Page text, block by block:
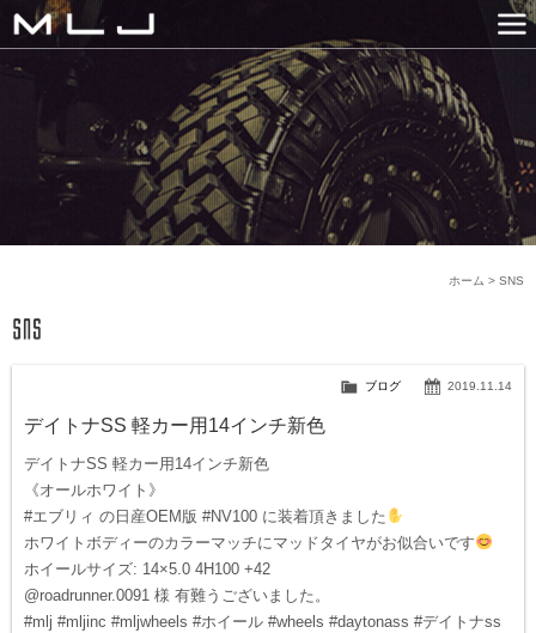
MLJ / Lexani(レクサーニ
GALLERY
SNS
NEWS
COMPANY
HISTORY
CONTACT US
LINK
SNS
ホーム >
2019.11.14
ブログ
デイトナSS 軽カー用14インチ新色
デイトナSS 軽カー用14インチ新色
《オールホワイト》
#エブリィ の日産OEM版 #NV100 に装着頂きました
ホワイトボディーのカラーマッチにマッドタイヤがお似合いです
ホイールサイズ: 14×5.0 4H100 +42
@roadrunner.0091 様 有難うございました。
#mlj #mljinc #mljwheels #ホイール #wheels #daytonass #デイトナss